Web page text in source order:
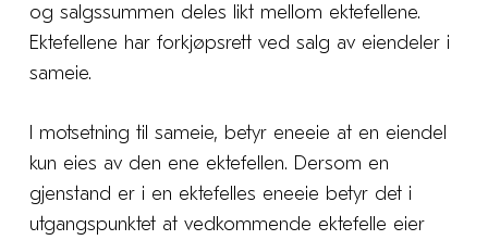
og salgssummen deles likt mellom ektefellene.
Ektefellene har forkjøpsrett ved salg av eiendeler i
sameie.
I motsetning til sameie, betyr eneeie at en eiendel
kun eies av den ene ektefellen. Dersom en
gjenstand er i en ektefelles eneeie betyr det i
utgangspunktet at vedkommende ektefelle eier